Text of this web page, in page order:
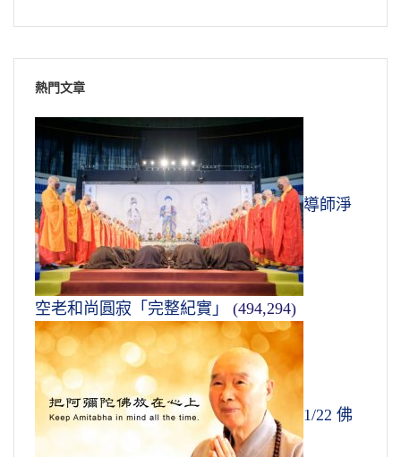
熱門文章
導師淨
空老和尚圓寂「完整紀實」 (494,294)
1/22 佛